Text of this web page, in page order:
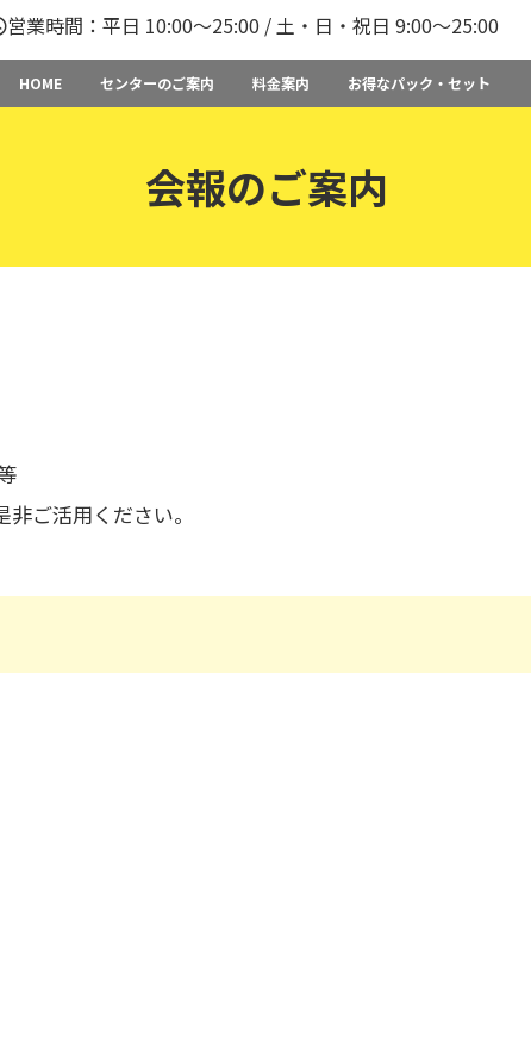
営業時間：平日 10:00〜25:00 / 土・日・祝日 9:00〜25:00
HOME センターのご案内 料金案内 お得なパック・セット
会報のご案内
ご活用ください。